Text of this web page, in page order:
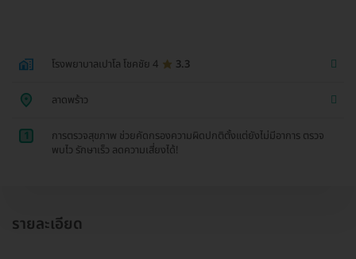
โรงพยาบาลเปาโล โชคชัย 4 3.3
ลาดพร้าว
1
การตรวจสุขภาพ ช่วยคัดกรองความผิดปกติตั้งแต่ยังไม่มีอาการ ตรวจ
พบไว รักษาเร็ว ลดความเสี่ยงได้!
รายละเอียด